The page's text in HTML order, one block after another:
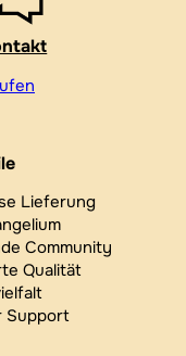
Lieferung
Community
Qualität
Support